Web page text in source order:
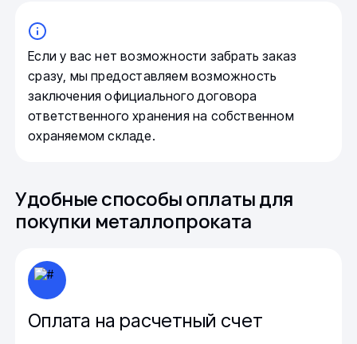
Если у вас нет возможности забрать заказ
сразу, мы предоставляем возможность
заключения официального договора
ответственного хранения на собственном
охраняемом складе.
Удобные способы оплаты для
покупки металлопроката
Оплата на расчетный счет